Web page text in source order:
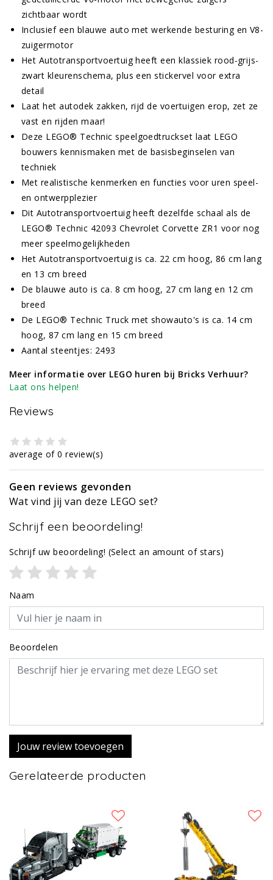
zichtbaar wordt
Inclusief een blauwe auto met werkende besturing en V8-
zuigermotor
Het Autotransportvoertuig heeft een klassiek rood-grijs-
zwart kleurenschema, plus een stickervel voor extra
detail
Laat het autodek zakken, rijd de voertuigen erop, zet ze
vast en rijden maar!
Deze LEGO® Technic speelgoedtruckset laat LEGO
bouwers kennismaken met de basisbeginselen van
techniek
Met realistische kenmerken en functies voor uren speel-
en ontwerpplezier
Dit Autotransportvoertuig heeft dezelfde schaal als de
LEGO® Technic 42093 Chevrolet Corvette ZR1 voor nog
meer speelmogelijkheden
Het Autotransportvoertuig is ca. 22 cm hoog, 86 cm lang
en 13 cm breed
De blauwe auto is ca. 8 cm hoog, 27 cm lang en 12 cm
breed
De LEGO® Technic Truck met showauto's is ca. 14 cm
hoog, 87 cm lang en 15 cm breed
Aantal steentjes: 2493
Meer informatie over LEGO huren bij Bricks Verhuur?
Laat ons helpen!
Reviews
average of 0 review(s)
Geen reviews gevonden
Wat vind jij van deze LEGO set?
Schrijf een beoordeling!
Schrijf uw beoordeling! (Select an amount of stars)
Naam
Beoordelen
Jouw review toevoegen
Gerelateerde producten